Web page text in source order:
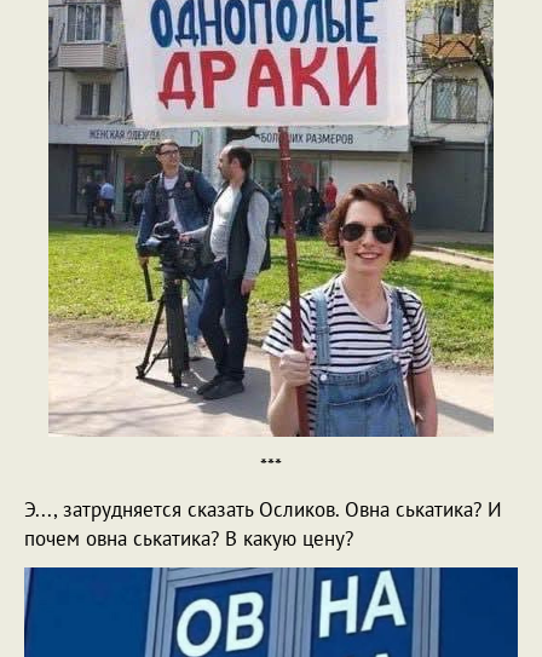
***
Э..., затрудняется сказать Осликов. Овна ськатика? И
почем овна ськатика? В какую цену?